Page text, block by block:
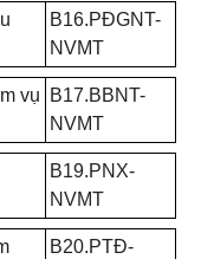
B16.PĐGNT-
NVMT
vụ
B17.BBNT-
NVMT
B19.PNX-
NVMT
B20.PTĐ-